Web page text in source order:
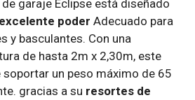
garaje Eclipse está diseñado
excelente poder Adecuado para
y basculantes. Con una
de hasta 2m x 2,30m, este
un peso máximo de 65
gracias a su resortes de